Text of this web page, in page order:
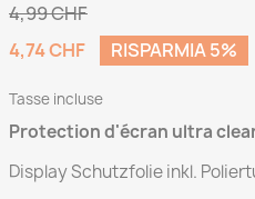
4,99 CHF
4,74 CHF
RISPARMIA 5%
Tasse incluse
Protection d'écran ultra
Display Schutzfolie inkl.